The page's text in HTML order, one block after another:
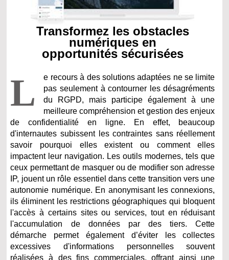
Transformez les obstacles
numériques en
opportunités sécurisées
L
e recours à des solutions adaptées ne se limite
pas seulement à contourner les désagréments
du RGPD, mais participe également à une
meilleure compréhension et gestion des enjeux
de confidentialité en ligne. En effet, beaucoup
d'internautes subissent les contraintes sans réellement
savoir pourquoi elles existent ou comment elles
impactent leur navigation. Les outils modernes, tels que
ceux permettant de masquer ou de modifier son adresse
IP, jouent un rôle essentiel dans cette transition vers une
autonomie numérique. En anonymisant les connexions,
ils éliminent les restrictions géographiques qui bloquent
l'accès à certains sites ou services, tout en réduisant
l'accumulation de données par des tiers. Cette
démarche permet également d’éviter les collectes
excessives d'informations personnelles souvent
réalisées à des fins commerciales, offrant ainsi une